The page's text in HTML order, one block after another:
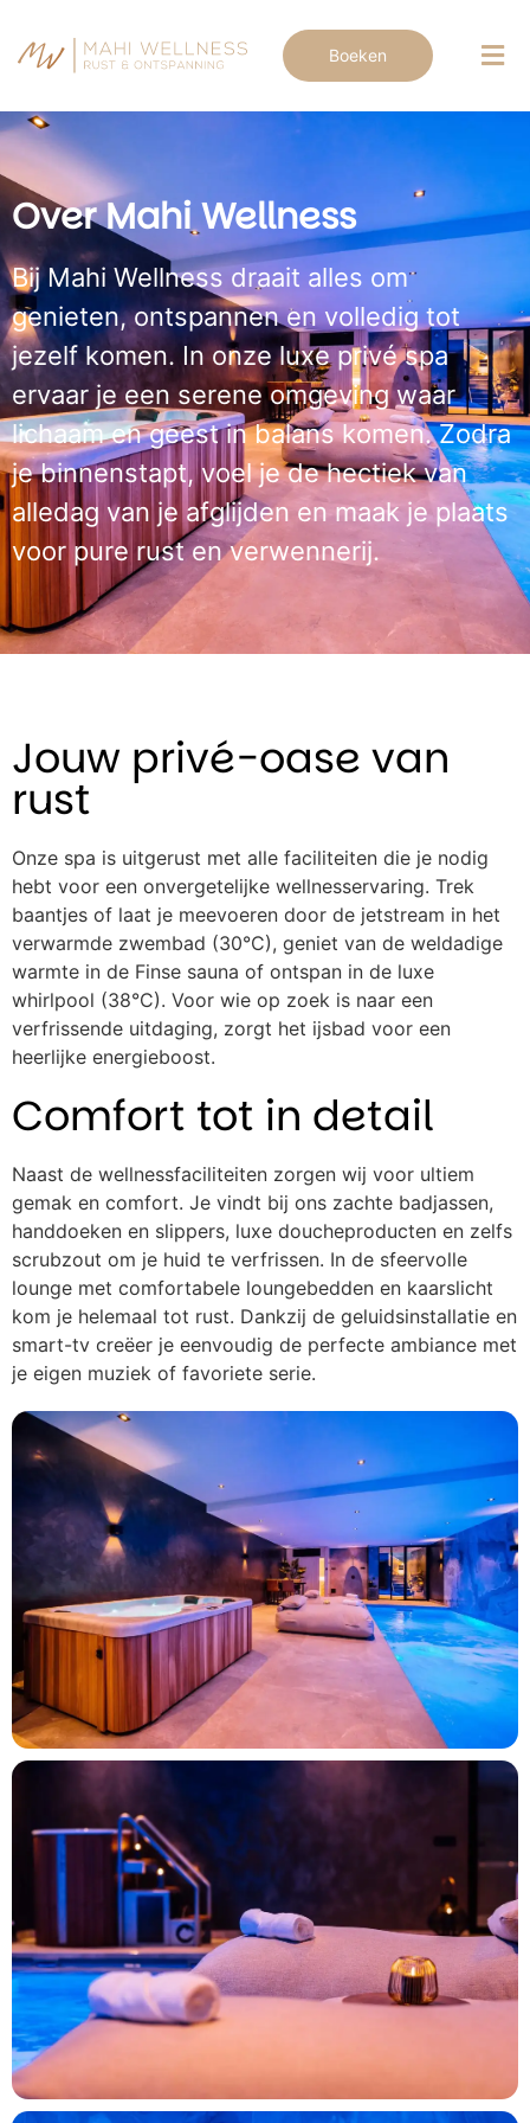
Boeken
Over Mahi Wellness
Bij Mahi Wellness draait alles om
genieten, ontspannen en volledig tot
jezelf komen. In onze luxe privé spa
ervaar je een serene omgeving waar
lichaam en geest in balans komen. Zodra
je binnenstapt, voel je de hectiek van
alledag van je afglijden en maak je plaats
voor pure rust en verwennerij.
Jouw privé-oase van
rust
Onze spa is uitgerust met alle faciliteiten die je nodig
hebt voor een onvergetelijke wellnesservaring. Trek
baantjes of laat je meevoeren door de jetstream in het
verwarmde zwembad (30°C), geniet van de weldadige
warmte in de Finse sauna of ontspan in de luxe
whirlpool (38°C). Voor wie op zoek is naar een
verfrissende uitdaging, zorgt het ijsbad voor een
heerlijke energieboost.
Comfort tot in detail
Naast de wellnessfaciliteiten zorgen wij voor ultiem
gemak en comfort. Je vindt bij ons zachte badjassen,
handdoeken en slippers, luxe doucheproducten en zelfs
scrubzout om je huid te verfrissen. In de sfeervolle
lounge met comfortabele loungebedden en kaarslicht
kom je helemaal tot rust. Dankzij de geluidsinstallatie en
smart-tv creëer je eenvoudig de perfecte ambiance met
je eigen muziek of favoriete serie.